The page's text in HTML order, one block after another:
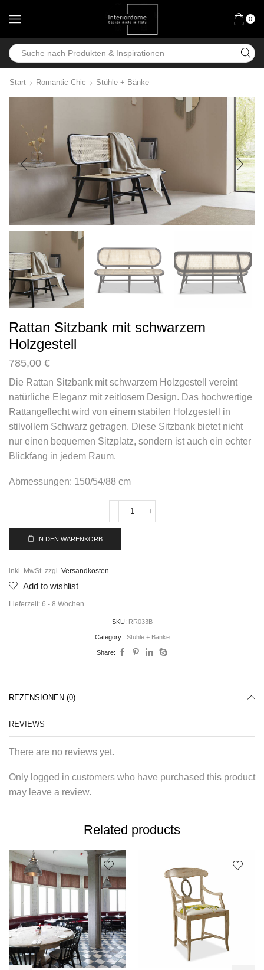
0
Start Romantic Chic Stühle + Bänke
Rattan Sitzbank mit schwarzem
Holzgestell
785,00 €
Die Rattan Sitzbank mit schwarzem Holzgestell vereint
natürliche Eleganz mit zeitlosem Design. Das hochwertige
Rattangeflecht wird von einem stabilen Holzgestell in
stilvollem Schwarz getragen. Diese Sitzbank bietet nicht
nur einen bequemen Sitzplatz, sondern ist auch ein echter
Blickfang in jedem Raum.
Abmessungen: 150/54/88 cm
IN DEN WARENKORB
inkl. MwSt. zzgl. Versandkosten
Add to wishlist
Lieferzeit: 6 - 8 Wochen
SKU: RR033B
Category: Stühle + Bänke
Share:
REZENSIONEN (0)
REVIEWS
There are no reviews yet.
Only logged in customers who have purchased this product
may leave a review.
Related products